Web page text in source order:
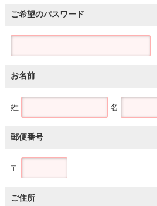
ご希望のパスワード
お名前
姓 名
郵便番号
〒
ご住所